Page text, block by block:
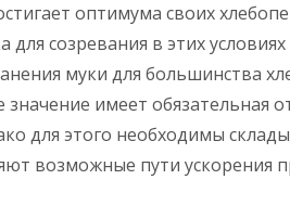
оптимума своих
созревания в этих
муки для большинства
имеет обязательная
для этого необходимы
возможные пути ускорения